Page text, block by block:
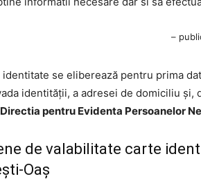
–
se eliberează pentru prima
identităţii, a adresei de domiciliu şi,
pentru Evidenta Persoanelor
de valabilitate carte
Oaș